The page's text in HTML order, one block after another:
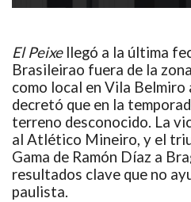
El Peixellegó a la última
Brasileirao fuera de la
como local en Vila
decretó que en la
terreno desconocido. La
al Atlético Mineiro, y el
Gama de Ramón Díaz a
resultados clave que no
paulista.